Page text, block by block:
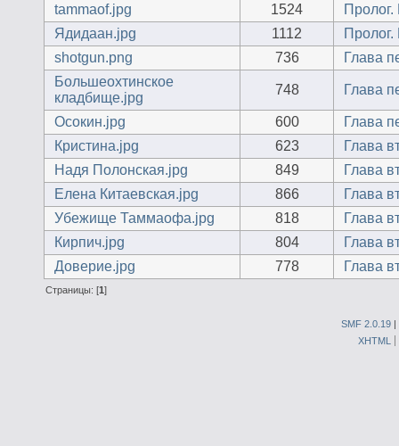
tammaof.jpg
1524
Пролог.
Ядидаан.jpg
1112
Пролог.
shotgun.png
736
Глава
Большеохтинское
кладбище.jpg
748 Глава
Осокин.jpg 600
Глава
Кристина.jpg
623
Глава
Надя Полонская.jpg
849
Глава
Елена Китаевская.jpg
866
Глава
Убежище Таммаофа.jpg
818
Глава
Кирпич.jpg
804
Глава
Доверие.jpg
778 Глава
Страницы: [1]
SMF 2.0.19 |
XHTML